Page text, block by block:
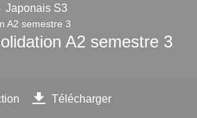
Japonais S3
A2 semestre 3
A2 semestre 3
Télécharger